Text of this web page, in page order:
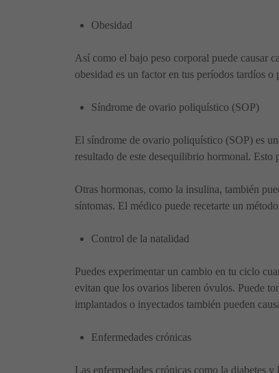
Obesidad
Así como el bajo peso corporal puede causar
obesidad es un factor en tus períodos tardíos o
Síndrome de ovario poliquístico (SOP)
El síndrome de ovario poliquístico (SOP) es
resultado de este desequilibrio hormonal. Esto
Otras hormonas, como la insulina, también
síntomas. El médico puede recetarte un
Control de la natalidad
Puedes experimentar un cambio en tu ciclo
evitan que los ovarios liberen óvulos. Puede
implantados o inyectados también pueden
Enfermedades crónicas
Las enfermedades crónicas como la diabetes